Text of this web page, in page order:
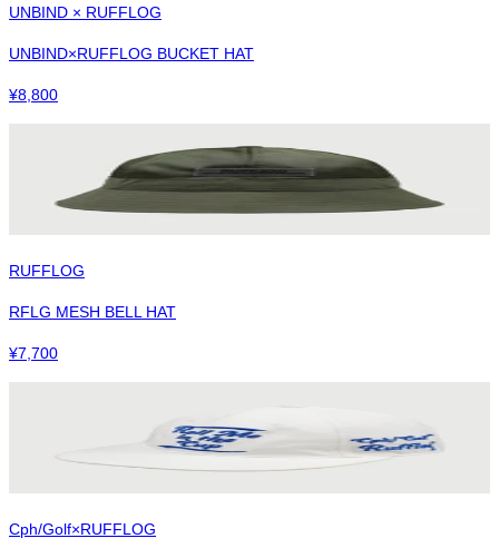
UNBIND × RUFFLOG
UNBIND×RUFFLOG BUCKET HAT
¥8,800
RUFFLOG
RFLG MESH BELL HAT
¥7,700
Cph/Golf×RUFFLOG